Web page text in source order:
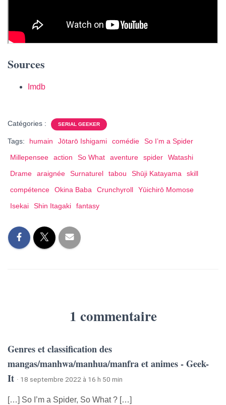
Sources
Imdb
Catégories : SERIAL GEEKER
Tags: humain Jōtarō Ishigami comédie
So I’m a Spider
Millepensee
action So What aventure spider
Watashi
Drame
araignée Surnaturel tabou Shūji Katayama
skill
compétence
Okina Baba Crunchyroll
Yūichirō Momose
Isekai
Shin Itagaki fantasy
1 commentaire
Genres et classification des
mangas/manhwa/manhua/manfra et animes - Geek-
It · 18 septembre 2022 à 16 h 50 min
[…] So I’m a Spider, So What ? […]